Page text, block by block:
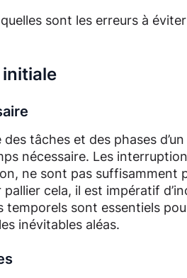
sont les erreurs à
tâches et des phases
nécessaire. Les
ne sont pas suffisamment
cela, il est impératif
temporels sont essentiels
inévitables aléas.